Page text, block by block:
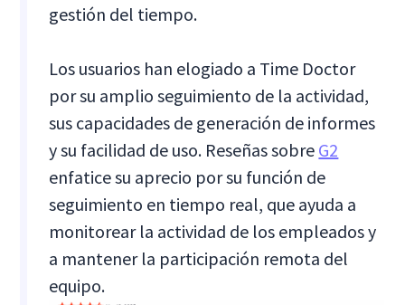
gestión del tiempo.
Los usuarios han elogiado a Time Doctor
por su amplio seguimiento de la actividad,
sus capacidades de generación de informes
y su facilidad de uso. Reseñas sobre G2
enfatice su aprecio por su función de
seguimiento en tiempo real, que ayuda a
monitorear la actividad de los empleados y
a mantener la participación remota del
equipo.